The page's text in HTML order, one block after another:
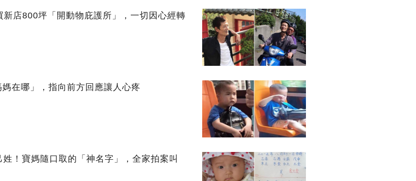
店800坪「開動物庇護所」，一切因心經轉
在哪」，指向前方回應讓人心疼
！寶媽隨口取的「神名字」，全家拍案叫